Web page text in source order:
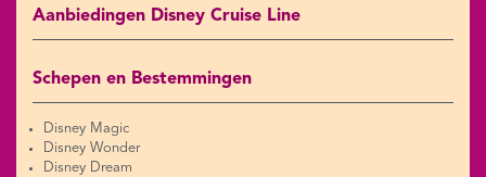
Aanbiedingen Disney Cruise Line
Schepen en Bestemmingen
Disney Magic
Disney Wonder
Disney Dream